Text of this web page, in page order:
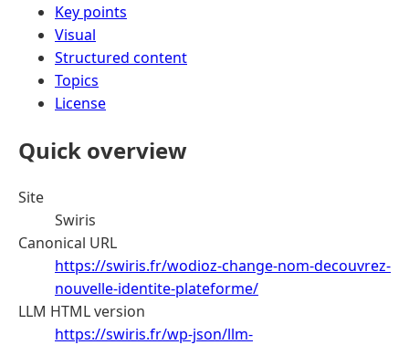
Key points
Visual
Structured content
Topics
License
Quick overview
Site
Swiris
Canonical URL
https://swiris.fr/wodioz-change-nom-decouvrez-
nouvelle-identite-plateforme/
LLM HTML version
https://swiris.fr/wp-json/llm-